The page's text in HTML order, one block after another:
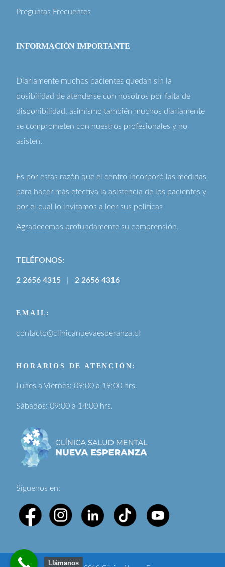
Preguntas Frecuentes
INFORMACIÓN IMPORTANTE
Diariamente muchos pacientes quedan sin la
posibilidad de atenderse con nosotros por falta de
disponibilidad, asimismo también muchos diariamente
se comprometen con nuestros profesionales y no
asisten.
Es por estas razón que el centro incorporó las medidas
para hacer más efectiva la asistencia de los pacientes y
por el cual lo invitamos a leer sus politicas
Agradecemos profundamente su comprensión.
TELÉFONOS:
2 2656 4315 2 2656 4316
EMAIL:
contacto@clinicanuevaesperanza.cl
HORARIOS DE ATENCIÓN:
Lunes a Viernes: 09:00 a 19:00 hrs.
Sábados: 09:00 a 14:00 hrs.
Síguenos en:
Llámanos